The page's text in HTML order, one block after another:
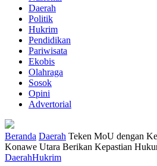
Daerah
Politik
Hukrim
Pendidikan
Pariwisata
Ekobis
Olahraga
Sosok
Opini
Advertorial
Beranda Daerah Teken MoU dengan
Konawe Utara Berikan Kepastian
DaerahHukrim